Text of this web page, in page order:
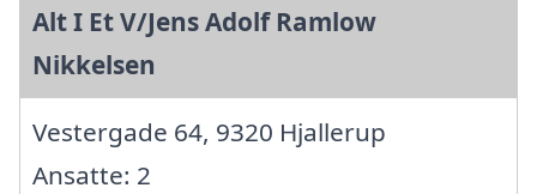
Alt I Et V/Jens Adolf Ramlow
Nikkelsen
Vestergade 64, 9320 Hjallerup
Ansatte: 2